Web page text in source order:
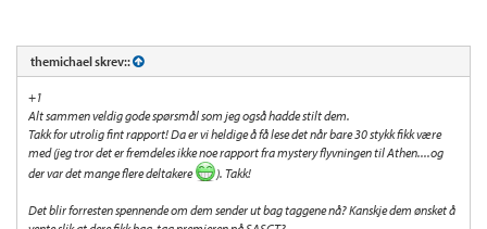
themichael skrev::
+1
Alt sammen veldig gode spørsmål som jeg også hadde stilt dem.
Takk for utrolig fint rapport! Da er vi heldige å få lese det når bare 30 stykk fikk være
med (jeg tror det er fremdeles ikke noe rapport fra mystery flyvningen til Athen....og
der var det mange flere deltakere
). Takk!
Det blir forresten spennende om dem sender ut bag taggene nå? Kanskje dem ønsket å